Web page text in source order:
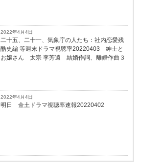
2022年4月4日
二十五、二十一、気象庁の人たち：社内恋愛残
酷史編 等週末ドラマ視聴率20220403 紳士と
お嬢さん 太宗 李芳遠 結婚作詞、離婚作曲３
2022年4月4日
明日 金土ドラマ視聴率速報20220402